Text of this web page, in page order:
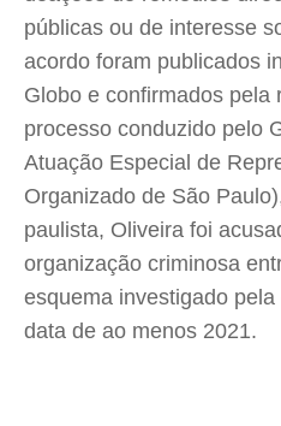
públicas ou de interesse
acordo foram publicados
Globo e confirmados pela
processo conduzido pelo
Atuação Especial de
Organizado de São
paulista, Oliveira foi
organização criminosa
esquema investigado
data de ao menos 2021.